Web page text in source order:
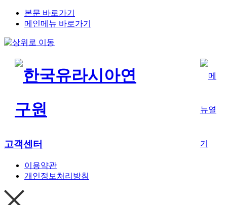
본문 바로가기
메인메뉴 바로가기
고객센터
이용약관
개인정보처리방침